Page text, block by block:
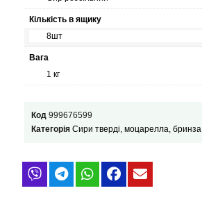
Кількість в ящику
8шт
Вага
1 кг
Код 999676599
Категорія Сири тверді, моцарелла, бринза